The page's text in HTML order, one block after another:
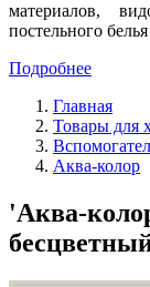
материалов,
постельного белья
Подробнее
Главная
Товары для
Аква-колор
'Аква-